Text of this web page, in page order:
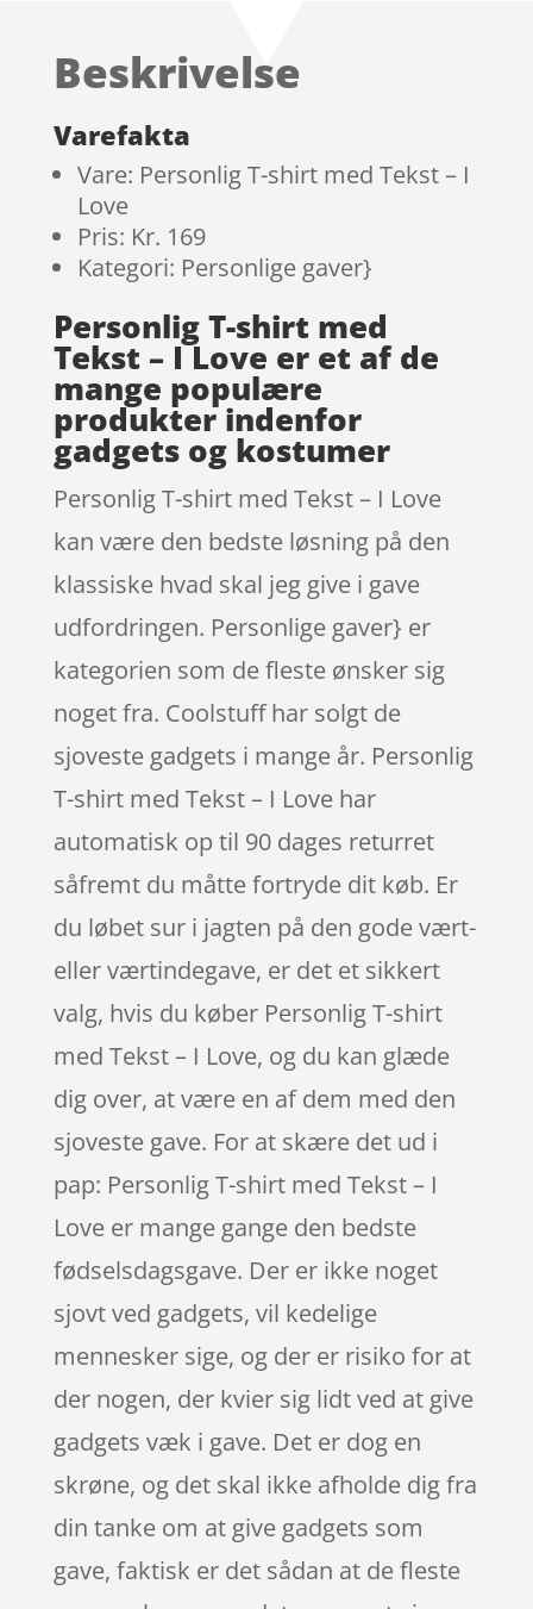
Beskrivelse
Varefakta
Vare: Personlig T-shirt med Tekst – I
Love
Pris: Kr. 169
Kategori: Personlige gaver}
Personlig T-shirt med
Tekst – I Love er et af de
mange populære
produkter indenfor
gadgets og kostumer
Personlig T-shirt med Tekst – I Love
kan være den bedste løsning på den
klassiske hvad skal jeg give i gave
udfordringen. Personlige gaver} er
kategorien som de fleste ønsker sig
noget fra. Coolstuff har solgt de
sjoveste gadgets i mange år. Personlig
T-shirt med Tekst – I Love har
automatisk op til 90 dages returret
såfremt du måtte fortryde dit køb. Er
du løbet sur i jagten på den gode vært-
eller værtindegave, er det et sikkert
valg, hvis du køber Personlig T-shirt
med Tekst – I Love, og du kan glæde
dig over, at være en af dem med den
sjoveste gave. For at skære det ud i
pap: Personlig T-shirt med Tekst – I
Love er mange gange den bedste
fødselsdagsgave. Der er ikke noget
sjovt ved gadgets, vil kedelige
mennesker sige, og der er risiko for at
der nogen, der kvier sig lidt ved at give
gadgets væk i gave. Det er dog en
skrøne, og det skal ikke afholde dig fra
din tanke om at give gadgets som
gave, faktisk er det sådan at de fleste